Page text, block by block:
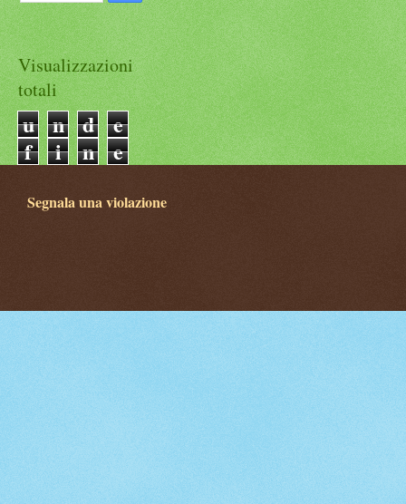
Visualizzazioni
totali
u n d e
f
i n e
Segnala una violazione